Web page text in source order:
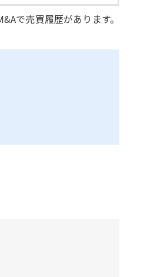
で売買履歴があります。